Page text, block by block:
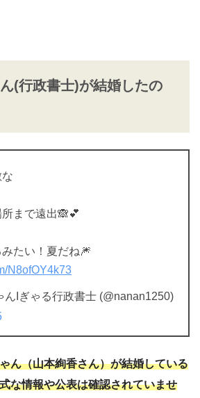
(行政書士)が結婚したの
まで遠出🙈💕
たい！夏だね🎆
N8ofOY4k73
Iぎゃる行政書士 (@nanan1250)
ん（山本絢香さん）が結婚している
な情報や公表は確認されていませ